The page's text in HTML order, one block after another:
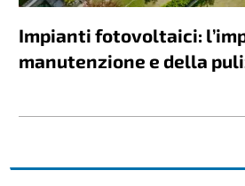
Impianti fotovoltaici:
manutenzione e della